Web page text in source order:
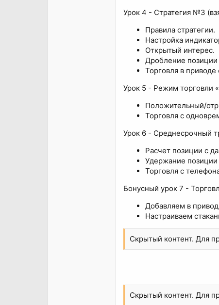
Урок 4 - Стратегия №3
Правила стратегии.
Настройка
Открытый интерес.
Дробление
Торговля в
Урок 5 - Режим торговли
Положительный/
Торговля с
Урок 6 - Среднесрочный
Расчет позиции с
Удержание
Торговля с
Бонусный урок 7 -
Добавляем в
Настраиваем
Скрытый контент. Для
Скрытый контент. Для